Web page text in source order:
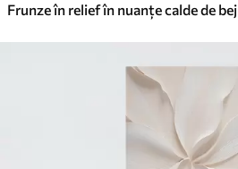
Frunze în relief în nuanțe calde de bej